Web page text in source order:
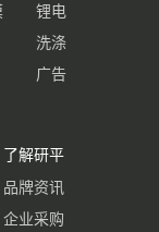
锂电
洗涤
广告
了解研平
品牌资讯
企业采购